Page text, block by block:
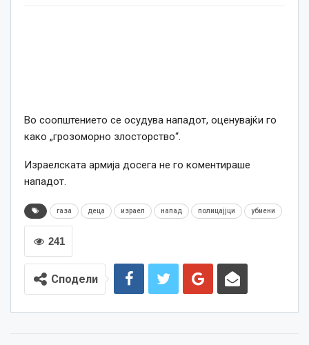
Во соопштението се осудува нападот, оценувајќи го
како „грозоморно злосторство“.
Израелската армија досега не го коментираше
нападот.
газа деца израел напад полицајјци убиени
241
Сподели